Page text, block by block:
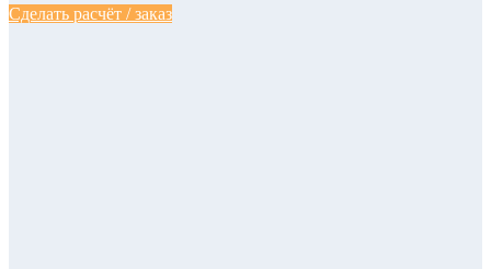
Сделать расчёт / заказ